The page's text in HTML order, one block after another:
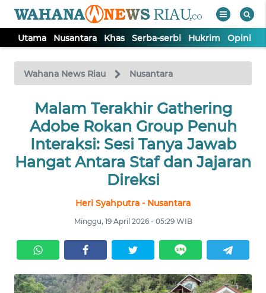
Utama Nusantara Khas Serba-serbi Hukrim Opini
Wahana News Riau Nusantara
Malam Terakhir Gathering
Adobe Rokan Group Penuh
Interaksi: Sesi Tanya Jawab
Hangat Antara Staf dan Jajaran
Direksi
Heri Syahputra - Nusantara
Minggu, 19 April 2026 - 05:29 WIB
TV
Tutup
UTAMA
NUSANTARA
HUKRIM
OPINI